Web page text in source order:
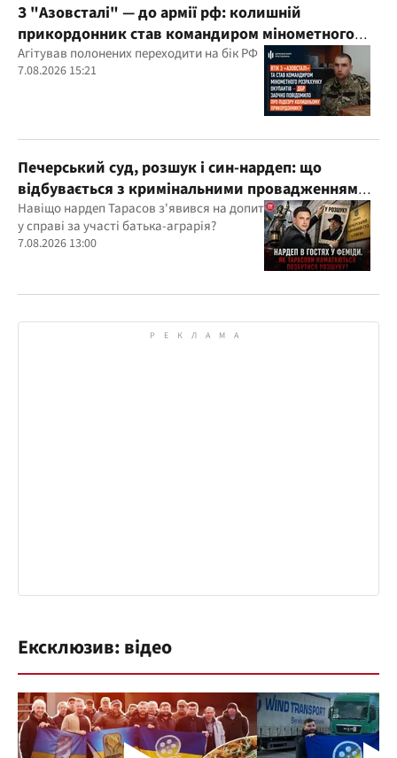
З "Азовсталі" — до армії рф: колишній
прикордонник став командиром мінометного
розрахунку окупантів
Агітував полонених переходити на бік РФ
7.08.2026 15:21
Печерський суд, розшук і син-нардеп: що
відбувається з кримінальними провадженнями
за участі агробарона Тарасова?
Навіщо нардеп Тарасов з'явився на допит
у справі за участі батька-аграрія?
7.08.2026 13:00
Ексклюзив: відео